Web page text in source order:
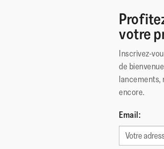
votre
Inscrivez-
de
lancements,
encore.
Email: